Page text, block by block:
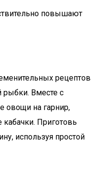
повышают
рецептов
рыбки. Вместе с
овощи на гарнир,
Приготовь
используя простой